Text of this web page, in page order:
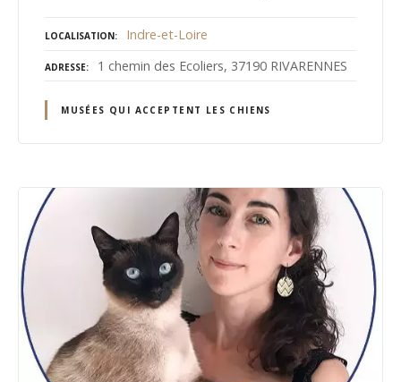
LOCALISATION Indre-et-Loire
ADRESSE 1 chemin des Ecoliers, 37190 RIVARENNES
MUSÉES QUI ACCEPTENT LES CHIENS